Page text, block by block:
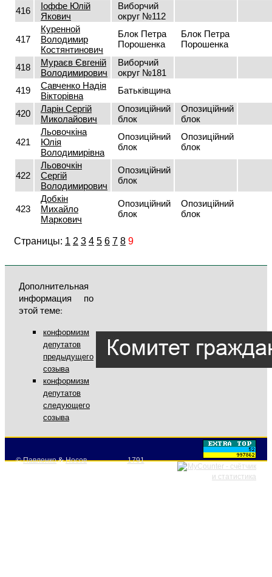
416
Іоффе Юлій
Якович
Виборчий
округ №112
417
Куренной
Володимир
Костянтинович
Блок Петра
Порошенка
Блок Петра
Порошенка
418
Мураєв Євгеній
Володимирович
Виборчий
округ №181
419
Савченко Надія
Вікторівна
Батьківщина
420
Ларін Сергій
Миколайович
Опозиційний
блок
Опозиційний
блок
421
Льовочкіна
Юлія
Володимирівна
Опозиційний
блок
Опозиційний
блок
422
Льовочкін
Сергій
Володимирович
Опозиційний
блок
423
Добкін
Михайло
Маркович
Опозиційний
блок
Опозиційний
блок
Страницы: 1 2 3 4 5 6 7 8 9
Дополнительная
информация по
этой теме:
конформизм
депутатов
предыдущего
созыва
конформизм
депутатов
следующего
созыва
©Павленко&Носов 1791